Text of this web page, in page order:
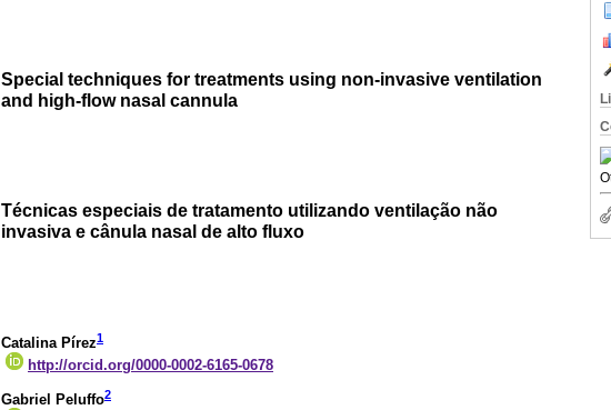
Special techniques for treatments using non-invasive ventilation
and high-flow nasal cannula
Técnicas especiais de tratamento utilizando ventilação não
invasiva e cânula nasal de alto fluxo
Catalina Pírez1
http://orcid.org/0000-0002-6165-0678
Gabriel Peluffo2